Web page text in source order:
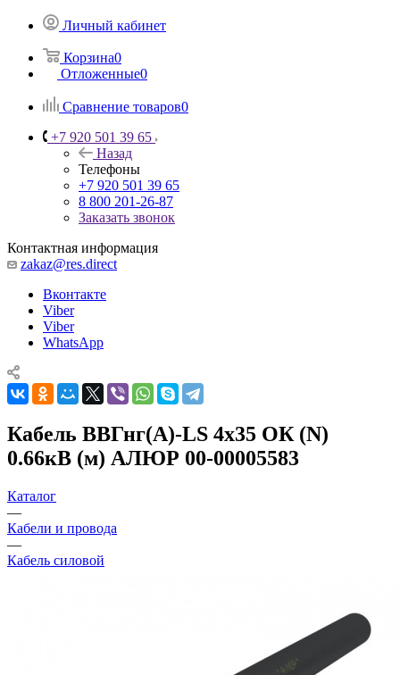
Личный кабинет
Корзина0
Отложенные0
Сравнение товаров0
+7 920 501 39 65
Назад
Телефоны
+7 920 501 39 65
8 800 201-26-87
Заказать звонок
Контактная информация
zakaz@res.direct
Вконтакте
Viber
Viber
WhatsApp
Кабель ВВГнг(А)-LS 4х35 ОК (N)
0.66кВ (м) АЛЮР 00-00005583
Каталог
—
Кабели и провода
—
Кабель силовой